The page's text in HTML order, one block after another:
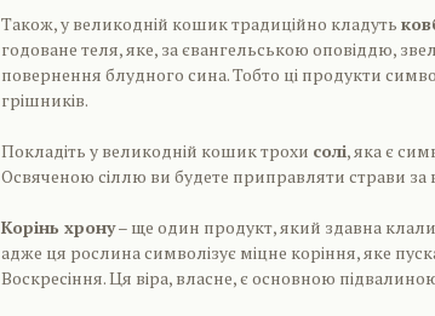
Також, у великодній кошик традиційно кладуть
годоване теля, яке, за євангельською оповіддю,
повернення блудного сина. Тобто ці продукти
грішників.
Покладіть у великодній кошик трохи солі, яка є
Освяченою сіллю ви будете приправляти страви
Корінь хрону– ще один продукт, який здавна клали
адже ця рослина символізує міцне коріння, яке
Воскресіння. Ця віра, власне, є основною